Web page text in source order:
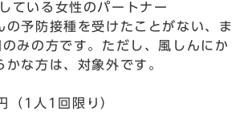
ている女性のパートナー
予防接種を受けたことがない、ま
みの方です。ただし、風しんにか
かな方は、対象外です。
（1人1回限り）